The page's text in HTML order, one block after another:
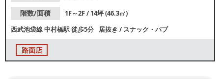
階数/面積
1F～2F / 14坪 (46.3㎡)
西武池袋線中村橋駅徒歩5分 居抜き /スナック・パブ
路面店